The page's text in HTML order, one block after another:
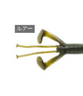
ルアー